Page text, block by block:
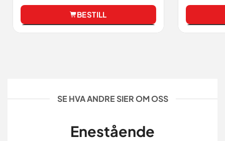
BESTILL
SE HVA ANDRE SIER OM OSS
Enestående